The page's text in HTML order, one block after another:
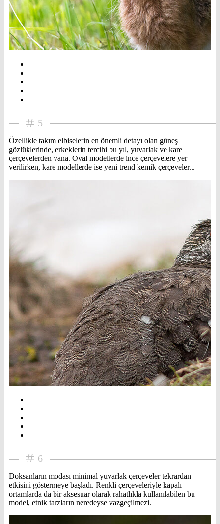
5
Özellikle takım elbiselerin en önemli detayı olan güneş
gözlüklerinde, erkeklerin tercihi bu yıl, yuvarlak ve kare
çerçevelerden yana. Oval modellerde ince çerçevelere yer
verilirken, kare modellerde ise yeni trend kemik çerçeveler...
6
Doksanların modası minimal yuvarlak çerçeveler tekrardan
etkisini göstermeye başladı. Renkli çerçeveleriyle kapalı
ortamlarda da bir aksesuar olarak rahatlıkla kullanılabilen bu
model, etnik tarzların neredeyse vazgeçilmezi.